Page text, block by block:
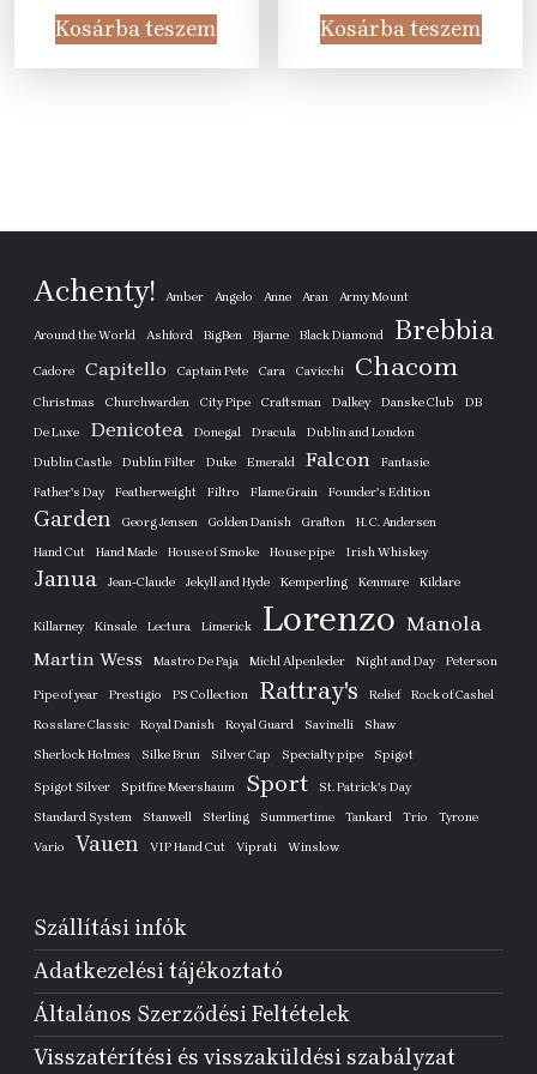
was:
32
355 Ft.
990 Ft.
Kosárba teszem
was:
61
875 Ft.
990
Kosárba teszem
Achenty! Amber Angelo Anne Aran Army Mount
Around the World Ashford BigBen Bjarne Black Diamond Brebbia
Cadore Capitello Captain Pete Cara Cavicchi Chacom
Christmas Churchwarden City Pipe Craftsman Dalkey Danske Club
DB
De Luxe
Denicotea Donegal Dracula
Dublin and London
Dublin Castle
Dublin Filter Duke Emerald Falcon
Fantasie
Father's Day
Featherweight Filtro Flame Grain Founder's Edition
Garden Georg Jensen Golden Danish Grafton
H. C. Andersen
Hand Cut
Hand Made House of Smoke House pipe Irish Whiskey
Janua Jean-Claude Jekyll and Hyde Kemperling Kenmare Kildare
Killarney Kinsale Lectura Limerick Lorenzo Manola
Martin Wess Mastro De Paja Michl Alpenleder Night and Day Peterson
Pipe of year Prestigio PS Collection Rattray's Relief
Rock of Cashel
Rosslare Classic
Royal Danish Royal Guard Savinelli
Shaw
Sherlock Holmes
Silke Brun Silver Cap Specialty pipe Spigot
Spigot Silver Spitfire Meershaum Sport
St. Patrick's Day
Standard System
Stanwell Sterling Summertime Tankard Trio
Tyrone
Vario
Vauen VIP Hand Cut Viprati Winslow
Szállítási infók
Adatkezelési tájékoztató
Általános Szerződési Feltételek
Visszatérítési és visszaküldési szabályzat